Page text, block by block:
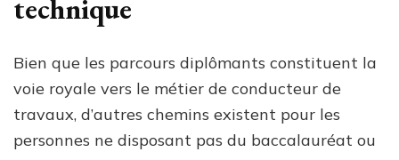
technique
Bien que les parcours diplômants constituent la
voie royale vers le métier de conducteur de
travaux, d’autres chemins existent pour les
personnes ne disposant pas du baccalauréat ou